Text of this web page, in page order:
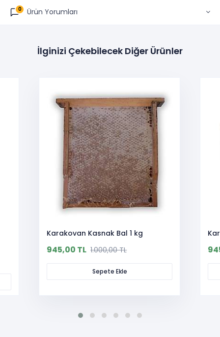
Ürün Yorumları
0
İlginizi Çekebilecek Diğer Ürünler
Karakovan Kasnak Bal 1 kg
945,00 TL 1.000,00 TL
Sepete Ekle